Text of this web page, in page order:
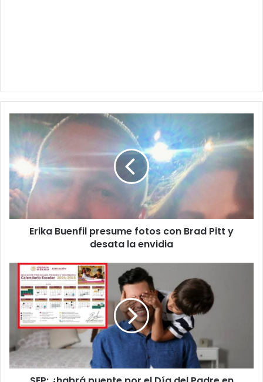
Erika
Buenfil
presume
fotos
con
Brad
Pitt
y
desata
Erika Buenfil presume fotos con Brad Pitt y
desata la envidia
SEP:
¿habrá
puente
Día
del
Padre
en
2025?